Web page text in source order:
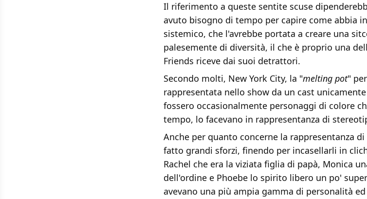
Il riferimento a queste sentite scuse
avuto bisogno di tempo per capire come abbia
sistemico, che l'avrebbe portata a creare una
palesemente di diversità, il che è proprio una
Friends riceve dai suoi detrattori.
Secondo molti, New York City, la "melting pot"
rappresentata nello show da un cast
fossero occasionalmente personaggi di colore
tempo, lo facevano in rappresentanza di
Anche per quanto concerne la rappresentanza
fatto grandi sforzi, finendo per incasellarli in
Rachel che era la viziata figlia di papà, Monica
dell'ordine e Phoebe lo spirito libero un po'
avevano una più ampia gamma di personalità